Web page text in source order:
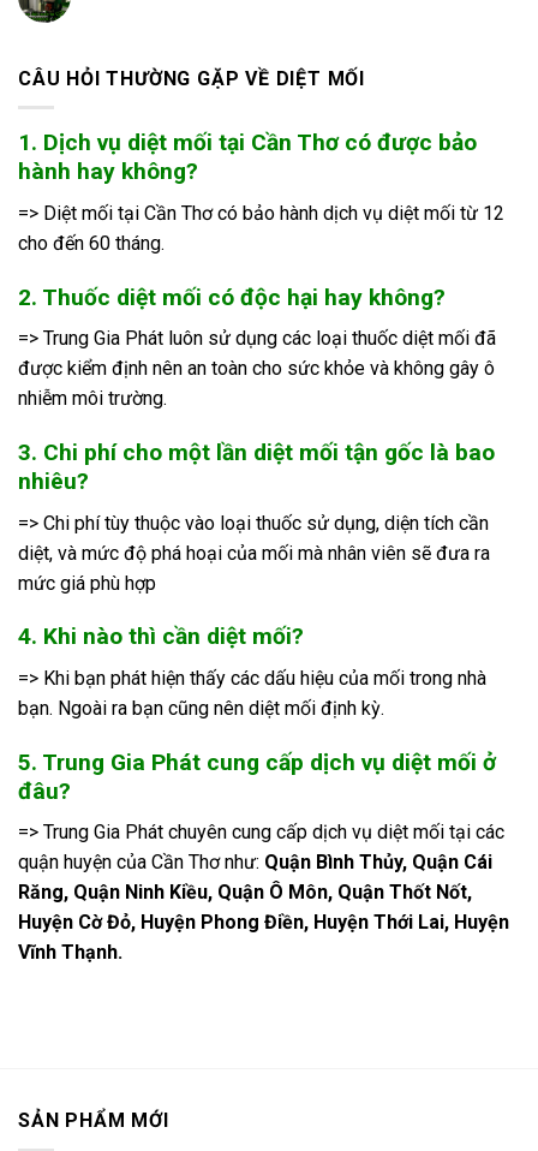
CÂU HỎI THƯỜNG GẶP VỀ DIỆT MỐI
1. Dịch vụ diệt mối tại Cần Thơ có được bảo
hành hay không?
=> Diệt mối tại Cần Thơ có bảo hành dịch vụ diệt mối từ 12
cho đến 60 tháng.
2. Thuốc diệt mối có độc hại hay không?
=> Trung Gia Phát luôn sử dụng các loại thuốc diệt mối đã
được kiểm định nên an toàn cho sức khỏe và không gây ô
nhiễm môi trường.
3. Chi phí cho một lần diệt mối tận gốc là bao
nhiêu?
=> Chi phí tùy thuộc vào loại thuốc sử dụng, diện tích cần
diệt, và mức độ phá hoại của mối mà nhân viên sẽ đưa ra
mức giá phù hợp
4. Khi nào thì cần diệt mối?
=> Khi bạn phát hiện thấy các dấu hiệu của mối trong nhà
bạn. Ngoài ra bạn cũng nên diệt mối định kỳ.
5. Trung Gia Phát cung cấp dịch vụ diệt mối ở
đâu?
=> Trung Gia Phát chuyên cung cấp dịch vụ diệt mối tại các
quận huyện của Cần Thơ như: Quận Bình Thủy, Quận Cái
Răng, Quận Ninh Kiều, Quận Ô Môn, Quận Thốt Nốt,
Huyện Cờ Đỏ, Huyện Phong Điền, Huyện Thới Lai, Huyện
Vĩnh Thạnh.
SẢN PHẨM MỚI